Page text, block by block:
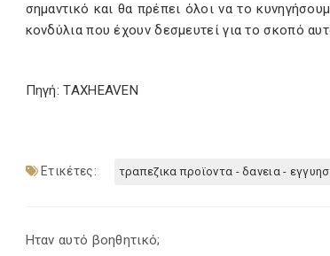
σημαντικό και θα πρέπει όλοι να το
κονδύλια που έχουν δεσμευτεί για το σκοπό
Πηγή: TAXHEAVEN
Ετικέτες: τραπεζικα προϊοντα - δανεια -
Ηταν αυτό βοηθητικό;